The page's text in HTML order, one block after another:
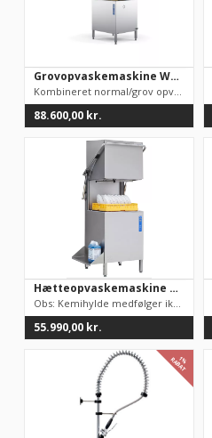
Grovopvaskemaskine WD8 Wexiodisk m/ Automatisk hætteløft
Kombineret normal/grov opvaskemaskine.Indbygget breaktank, hvi...
88.600,00 kr.
Hætteopvaskemaskine Wexiodisk WD6 Manuel hætteløft
Obs: Kemihylde medfølger ikke.Robust og pålideligt design udfø...
55.990,00 kr.
1%
RABAT